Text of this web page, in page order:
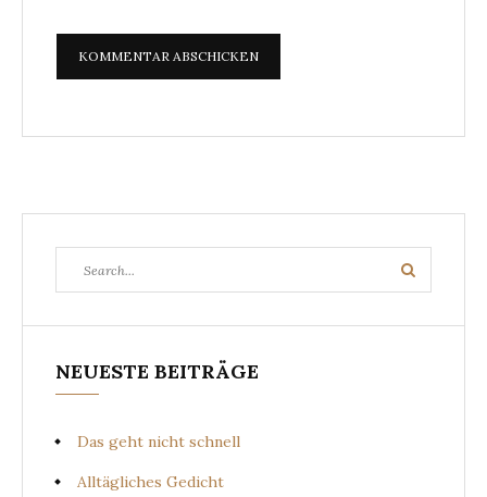
for:
Search
NEUESTE BEITRÄGE
Das geht nicht schnell
Alltägliches Gedicht